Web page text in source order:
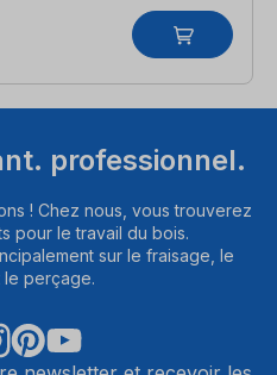
professionnel.
! Chez nous, vous trouverez
pour le travail du bois.
sur le fraisage, le
perçage.